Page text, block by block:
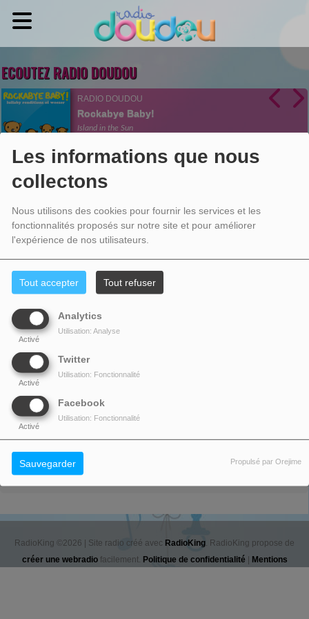
Les informations que nous
collectons
Nous utilisons des cookies pour fournir les services et les
fonctionnalités proposés sur notre site et pour améliorer
l'expérience de nos utilisateurs.
Tout accepter Tout refuser
Analytics
Activé
Utilisation: Analyse
Twitter
Activé
Utilisation: Fonctionnalité
Facebook
Activé
Utilisation: Fonctionnalité
Sauvegarder Propulsé par Orejime
ECOUTEZ RADIO DOUDOU
RADIO DOUDOU
Rockabye Baby!
Island in the Sun
SUPPRIMER VOS INFORMATIONS
PERSONNELLES
RadioKing ©2026 | Site radio créé avec RadioKing. RadioKing propose de
créer une webradiofacilement. Politique de confidentialité
Mentions